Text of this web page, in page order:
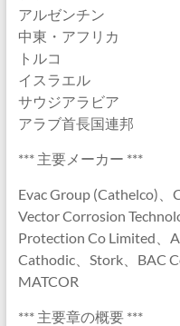
アルゼンチン
中東・アフリカ
トルコ
イスラエル
サウジアラビア
アラブ首長国連邦
*** 主要メーカー ***
Evac Group (Cathelco)、
Vector Corrosion
Protection Co Limited、
Cathodic、Stork、BAC
MATCOR
*** 主要章の概要 ***